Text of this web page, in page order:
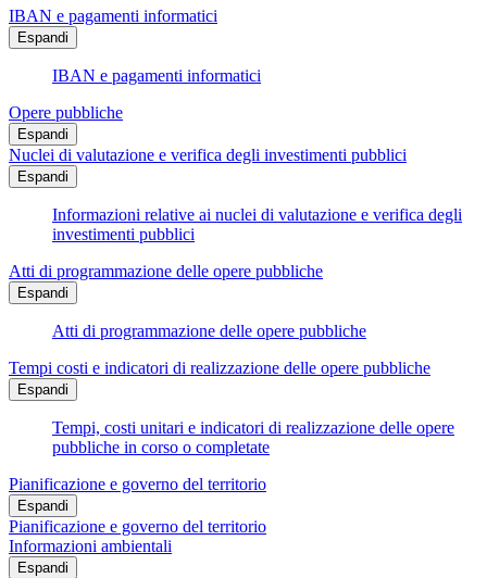
IBAN e pagamenti informatici
Espandi
IBAN e pagamenti informatici
Opere pubbliche
Espandi
Nuclei di valutazione e verifica degli investimenti pubblici
Espandi
Informazioni relative ai nuclei di valutazione e verifica degli
investimenti pubblici
Atti di programmazione delle opere pubbliche
Espandi
Atti di programmazione delle opere pubbliche
Tempi costi e indicatori di realizzazione delle opere pubbliche
Espandi
Tempi, costi unitari e indicatori di realizzazione delle opere
pubbliche in corso o completate
Pianificazione e governo del territorio
Espandi
Pianificazione e governo del territorio
Informazioni ambientali
Espandi